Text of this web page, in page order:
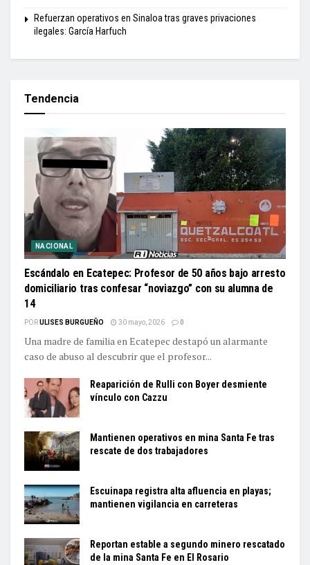
Refuerzan operativos en Sinaloa tras graves privaciones
ilegales: García Harfuch
Tendencia
NACIONAL
Escándalo en Ecatepec: Profesor de 50 años bajo arresto
domiciliario tras confesar “noviazgo” con su alumna de
14
PORULISES BURGUEÑO 30 mayo, 2026 0
Una madre de familia en Ecatepec destapó un alarmante
caso de abuso al descubrir que el profesor...
Reaparición de Rulli con Boyer desmiente
vínculo con Cazzu
Mantienen operativos en mina Santa Fe tras
rescate de dos trabajadores
Escuinapa registra alta afluencia en playas;
mantienen vigilancia en carreteras
Reportan estable a segundo minero rescatado
de la mina Santa Fe en El Rosario